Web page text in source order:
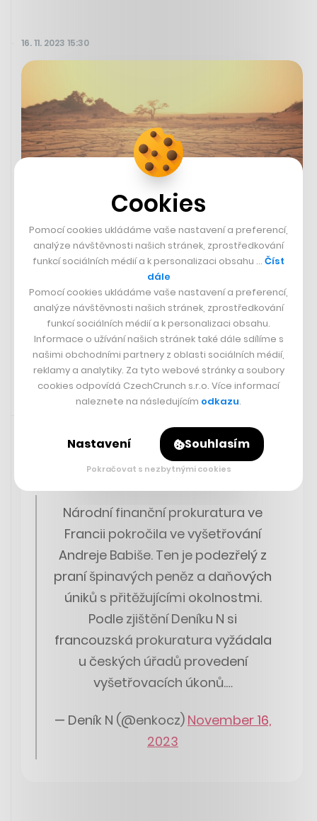
16. 11. 2023 15:30
O náhradách za klimatické škody
pro chudé státy je téměř
rozhodnuto. Fond ohlídá Světová
banka
ELIŠKA NOVÁ
Francie pohnula s vyšetřováním Babišovy kauzy. Žádá
Česko o pomoc.
Národní finanční prokuratura ve
Francii pokročila ve vyšetřování
Andreje Babiše. Ten je podezřelý z
praní špinavých peněz a daňových
úniků s přitěžujícími okolnostmi.
Podle zjištění Deníku N si
francouzská prokuratura vyžádala
u českých úřadů provedení
vyšetřovacích úkonů.…
— Deník N (@enkocz) November 16,
2023
Cookies
Pomocí cookies ukládáme vaše nastavení a preferencí,
analýze návštěvnosti našich stránek, zprostředkování
funkcí sociálních médií a k personalizaci obsahu … Číst
dále
Pomocí cookies ukládáme vaše nastavení a preferencí,
analýze návštěvnosti našich stránek, zprostředkování
funkcí sociálních médií a k personalizaci obsahu.
Informace o užívání našich stránek také dále sdílíme s
našimi obchodními partnery z oblasti sociálních médií,
reklamy a analytiky. Za tyto webové stránky a soubory
cookies odpovídá CzechCrunch s.r.o. Více informací
naleznete na následujícím odkazu.
Nastavení Souhlasím
Pokračovat s nezbytnými cookies